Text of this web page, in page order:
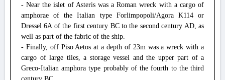
- Near the islet of Asteris was a Roman wreck with a cargo of
amphorae of the Italian type Forlimpopoli/Agora K114 or
Dressel 6A of the first century BC to the second century AD, as
well as part of the fabric of the ship.
- Finally, off Piso Aetos at a depth of 23m was a wreck with a
cargo of large tiles, a storage vessel and the upper part of a
Greco-Italian amphora type probably of the fourth to the third